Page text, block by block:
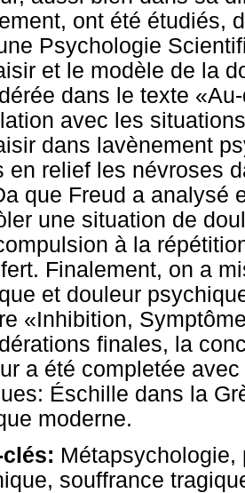
ont été étudiés,
Psychologie
et le modèle de la
dans le texte
avec les
dans lavènement
en relief les névroses
que Freud a analysé
une situation de
à la
Finalement, on a
et douleur
«Inhibition,
finales, la
a été completée
Éschille dans la
moderne.
Métapsychologie,
souffrance